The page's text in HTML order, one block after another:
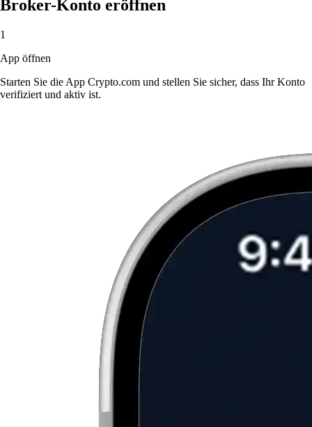
Broker-Konto eröffnen
1
App öffnen
Starten Sie die App Crypto.com und stellen Sie sicher, dass Ihr Konto
verifiziert und aktiv ist.